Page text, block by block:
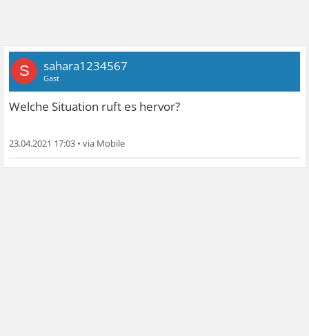
S sahara1234567
Gast
Welche Situation ruft es hervor?
23.04.2021 17:03 •